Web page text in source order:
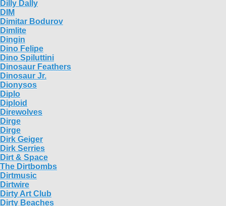
Dilly Dally
DIM
Dimitar Bodurov
Dimlite
Dingin
Dino Felipe
Dino Spiluttini
Dinosaur Feathers
Dinosaur Jr.
Dionysos
Diplo
Diploid
Direwolves
Dirge
Dirge
Dirk Geiger
Dirk Serries
Dirt & Space
The Dirtbombs
Dirtmusic
Dirtwire
Dirty Art Club
Dirty Beaches